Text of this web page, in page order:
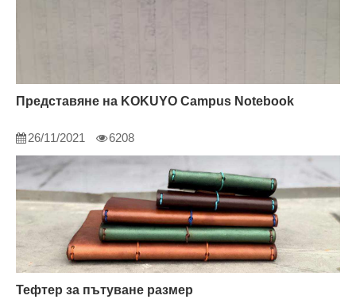
Представяне на KOKUYO Campus Notebook
26/11/2021 6208
Тефтер за пътуване размер